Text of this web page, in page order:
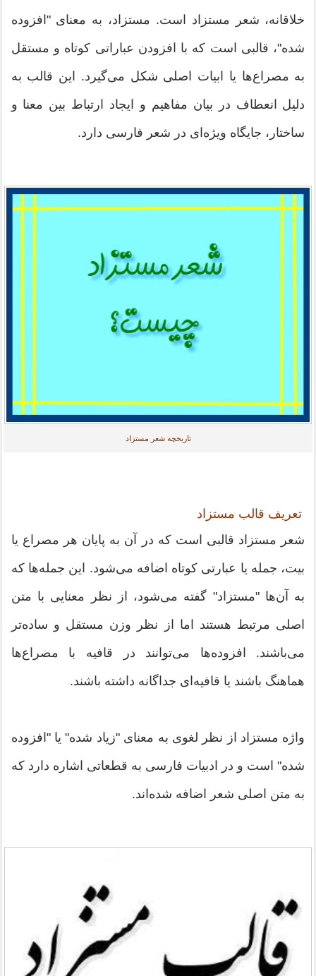
خلاقانه، شعر مستزاد است. مستزاد، به معنای "افزوده
شده"، قالبی است که با افزودن عباراتی کوتاه و مستقل
به مصراع‌ها یا ابیات اصلی شکل می‌گیرد. این قالب به
دلیل انعطاف در بیان مفاهیم و ایجاد ارتباط بین معنا و
ساختار، جایگاه ویژه‌ای در شعر فارسی دارد.
تاریخچه شعر مستزاد
تعریف قالب مستزاد
شعر مستزاد قالبی است که در آن به پایان هر مصراع یا
بیت، جمله یا عبارتی کوتاه اضافه می‌شود. این جمله‌ها که
به آن‌ها "مستزاد" گفته می‌شود، از نظر معنایی با متن
اصلی مرتبط هستند اما از نظر وزن مستقل و ساده‌تر
می‌باشند. افزوده‌ها می‌توانند در قافیه با مصراع‌ها
هماهنگ باشند یا قافیه‌ای جداگانه داشته باشند.
واژه مستزاد از نظر لغوی به معنای "زیاد شده" یا "افزوده
شده" است و در ادبیات فارسی به قطعاتی اشاره دارد که
به متن اصلی شعر اضافه شده‌اند.